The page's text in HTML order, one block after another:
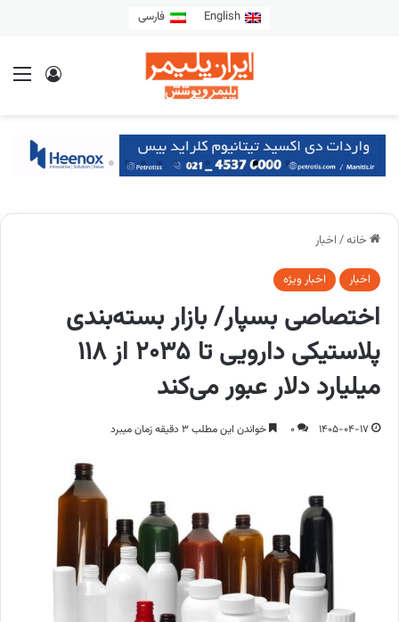
English فارسی
خانه/ اخبار
اخبار اخبار ویژه
اختصاصی بسپار/ بازار بسته‌بندی
پلاستیکی دارویی تا ۲۰۳۵ از ۱۱۸
میلیارد دلار عبور می‌کند
1405-04-17
0 خواندن این مطلب 3 دقیقه زمان میبرد